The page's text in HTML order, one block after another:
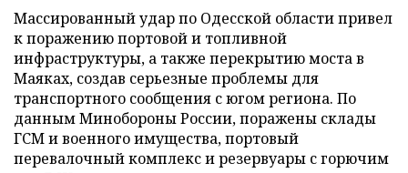
Массированный удар по Одесской области привел
к поражению портовой и топливной
инфраструктуры, а также перекрытию моста в
Маяках, создав серьезные проблемы для
транспортного сообщения с югом региона. По
данным Минобороны России, поражены склады
ГСМ и военного имущества, портовый
перевалочный комплекс и резервуары с горючим